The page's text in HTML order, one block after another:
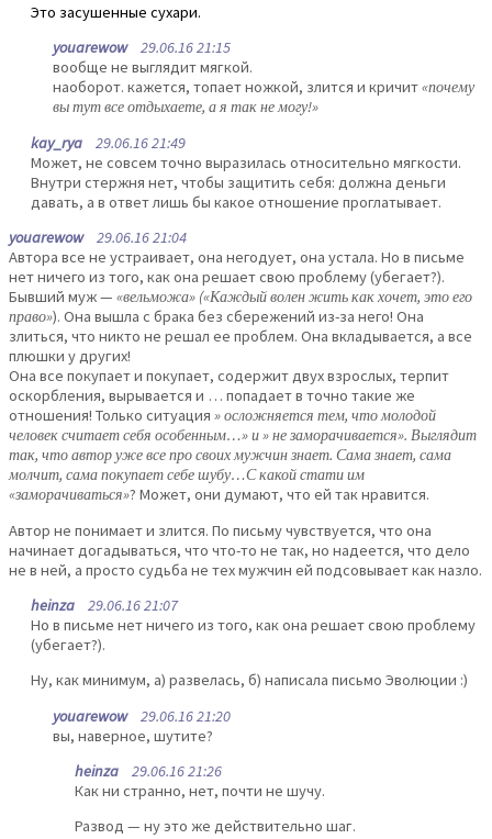
Это засушенные сухари.
youarewow29.06.16 21:15
вообще не выглядит мягкой.
наоборот. кажется, топает ножкой, злится и кричит«почему
вы тут все отдыхаете, а я так не могу!»
kay_rya 29.06.16 21:49
Может, не совсем точно выразилась относительно мягкости.
Внутри стержня нет, чтобы защитить себя: должна деньги
давать, а в ответ лишь бы какое отношение проглатывает.
youarewow29.06.16 21:04
Автора все не устраивает, она негодует, она устала. Но в письме
нет ничего из того, как она решает свою проблему (убегает?).
Бывший муж — «вельможа» («Каждый волен жить как хочет, это его
право»). Она вышла с брака без сбережений из-за него! Она
злиться, что никто не решал ее проблем. Она вкладывается, а все
плюшки у других!
Она все покупает и покупает, содержит двух взрослых, терпит
оскорбления, вырывается и … попадает в точно такие же
отношения! Только ситуация » осложняется тем, что молодой
человек считает себя особенным…» и » не заморачивается». Выглядит
так, что автор уже все про своих мужчин знает. Сама знает, сама
молчит, сама покупает себе шубу…С какой стати им
«заморачиваться»? Может, они думают, что ей так нравится.
Автор не понимает и злится. По письму чувствуется, что она
начинает догадываться, что что-то не так, но надеется, что дело
не в ней, а просто судьба не тех мужчин ей подсовывает как назло.
heinza 29.06.16 21:07
Но в письме нет ничего из того, как она решает свою проблему
(убегает?).
Ну, как минимум, а) развелась, б) написала письмо Эволюции :)
youarewow29.06.16 21:20
вы, наверное, шутите?
heinza 29.06.16 21:26
Как ни странно, нет, почти не шучу.
Развод — ну это же действительно шаг.